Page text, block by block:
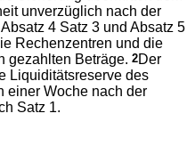
unverzüglich nach der
4 Satz 3 und Absatz 5
Rechenzentren und die
gezahlten Beträge.2Der
Liquiditätsreserve des
einer Woche nach der
Satz 1.